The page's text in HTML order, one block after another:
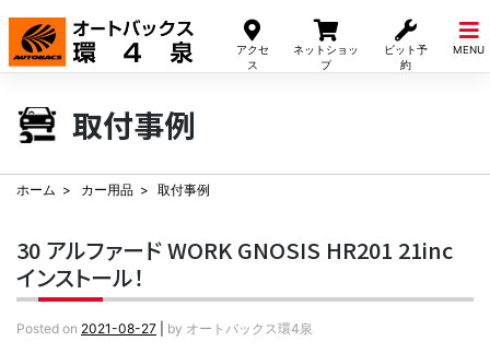
アクセ
ス
ネットショッ
プ
ピット予
約
MENU
Skip
content
取付事例
ホーム カー用品 取付事例
30 アルファード WORK GNOSIS HR201 21inc
インストール！
Posted on 2021-08-27 by オートバックス環4泉